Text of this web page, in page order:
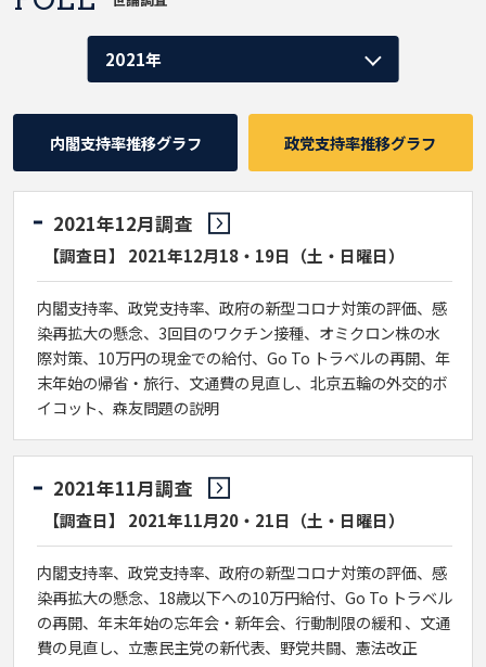
内閣支持率推移グラフ 政党支持率推移グラフ
2021年12月調査
【調査日】 2021年12月18・19日（土・日曜日）
内閣支持率、政党支持率、政府の新型コロナ対策の評価、感
染再拡大の懸念、3回目のワクチン接種、オミクロン株の水
際対策、10万円の現金での給付、Go To トラベルの再開、年
末年始の帰省・旅行、文通費の見直し、北京五輪の外交的ボ
イコット、森友問題の説明
2021年11月調査
【調査日】 2021年11月20・21日（土・日曜日）
内閣支持率、政党支持率、政府の新型コロナ対策の評価、感
染再拡大の懸念、18歳以下への10万円給付、Go To トラベル
の再開、年末年始の忘年会・新年会、行動制限の緩和 、文通
費の見直し、立憲民主党の新代表、野党共闘、憲法改正